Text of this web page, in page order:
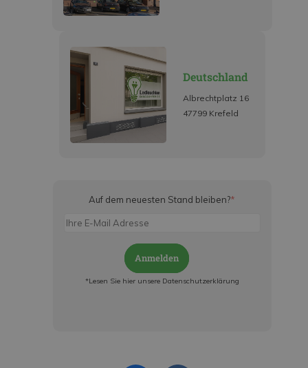
Deutschland
Albrechtplatz 16
47799 Krefeld
Auf dem neuesten Stand bleiben?*
Anmelden
*Lesen Sie hier unsere Datenschutzerklärung